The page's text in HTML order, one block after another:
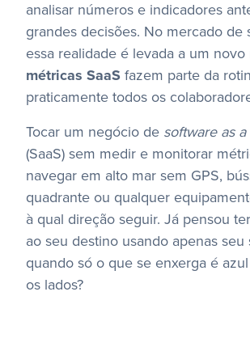
analisar números e indicadores
grandes decisões. No mercado de
essa realidade é levada a um novo
métricas SaaS fazem parte da
praticamente todos os
Tocar um negócio de software as
(SaaS) sem medir e monitorar
navegar em alto mar sem GPS,
quadrante ou qualquer
à qual direção seguir. Já pensou
ao seu destino usando apenas seu
quando só o que se enxerga é
os lados?